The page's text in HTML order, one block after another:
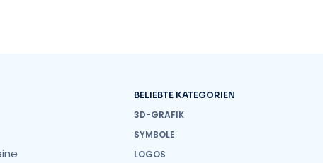
BELIEBTE KATEGORIEN
3D-GRAFIK
SYMBOLE
LOGOS